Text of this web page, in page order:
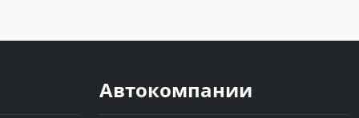
Автокомпании